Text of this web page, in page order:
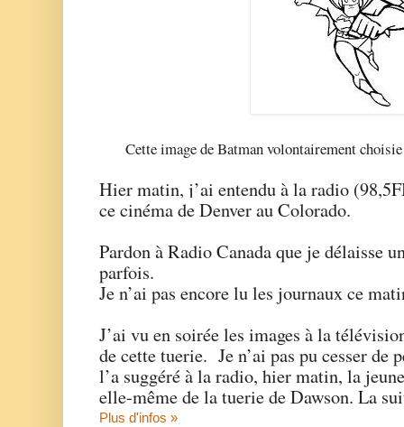
Cette image de Batman volontairement
Hier matin, j’ai entendu à la radio
ce cinéma de Denver au Colorado.
Pardon à Radio Canada que je délaisse
parfois.
Je n’ai pas encore lu les journaux ce
J’ai vu en soirée les images à la
de cette tuerie. Je n’ai pas pu cesser de
l’a suggéré à la radio, hier matin, la
elle-même de la tuerie de Dawson. La
Plus d'infos »